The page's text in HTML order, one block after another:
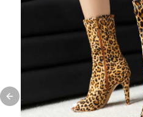
Previous slide